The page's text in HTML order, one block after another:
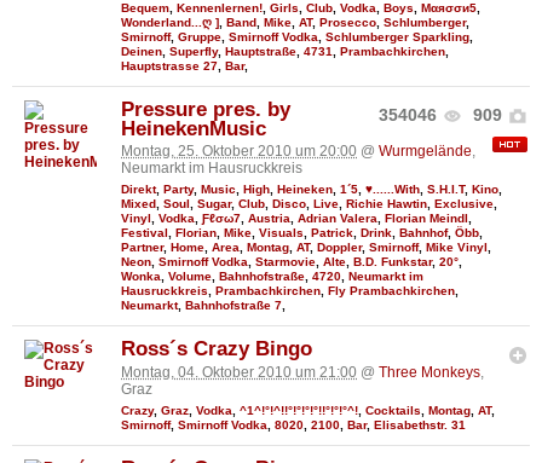
Bequem Kennenlernen! Girls Club Vodka Boys Мαяσσи5
Wonderland...ღ ] Band Mike AT, Prosecco Schlumberger,
Smirnoff, Gruppe Smirnoff Vodka Schlumberger Sparkling
Deinen Superfly, Hauptstraße 4731 Prambachkirchen
Hauptstrasse 27 Bar,
354046 909
Pressure pres. by
HeinekenMusic
Montag, 25. Oktober 2010 um 20:00 @ Wurmgelände,
Neumarkt im Hausruckkreis
Direkt, Party, Music, High, Heineken, 1´5, ♥......With, S.H.I.T, Kino,
Mixed, Soul , Sugar, Club, Disco, Live, Richie Hawtin, Exclusive,
Vinyl , Vodka, Ƒℓσω7, Austria, Adrian Valera, Florian Meindl ,
Festival , Florian, Mike, Visuals, Patrick, Drink, Bahnhof, Öbb,
Partner, Home, Area, Montag, AT, Doppler, Smirnoff, Mike Vinyl ,
Neon, Smirnoff Vodka, Starmovie, Alte, B.D. Funkstar, 20°,
Wonka, Volume, Bahnhofstraße, 4720, Neumarkt im
Hausruckkreis, Prambachkirchen, Fly Prambachkirchen,
Neumarkt, Bahnhofstraße 7,
Ross´s Crazy Bingo
Montag, 04. Oktober 2010 um 21:00 @ Three Monkeys,
Graz
Crazy, Graz Vodka ^1^!°!^!!°!°!°!°!!°!°!°^! Cocktails Montag AT,
Smirnoff, Smirnoff Vodka 8020 2100 Bar, Elisabethstr. 31